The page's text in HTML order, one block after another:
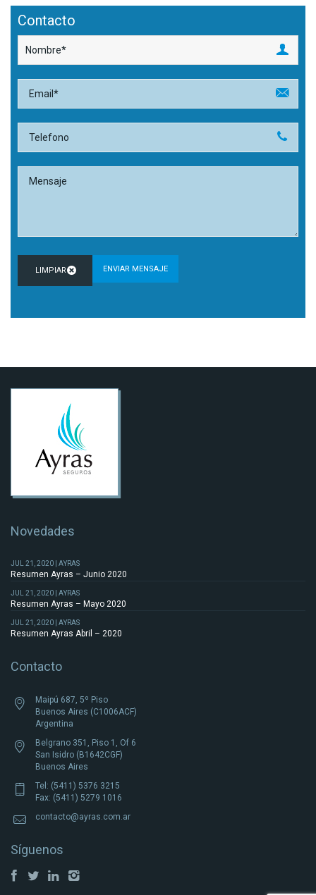
Contacto
Novedades
JUL 21, 2020 | AYRAS
Resumen Ayras – Junio 2020
JUL 21, 2020 | AYRAS
Resumen Ayras – Mayo 2020
JUL 21, 2020 | AYRAS
Resumen Ayras Abril – 2020
Contacto
Maipú 687, 5º Piso
Buenos Aires (C1006ACF)
Argentina
Belgrano 351, Piso 1, Of 6
San Isidro (B1642CGF)
Buenos Aires
Tel: (5411) 5376 3215
Fax: (5411) 5279 1016
contacto@ayras.com.ar
Síguenos